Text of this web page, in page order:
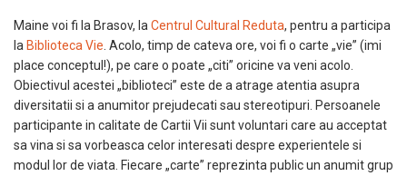
Maine voi fi la Brasov, la Centrul Cultural Reduta, pentru a participa
la Biblioteca Vie . Acolo, timp de cateva ore, voi fi o carte „vie” (imi
place conceptul!), pe care o poate „citi” oricine va veni acolo.
Obiectivul acestei „biblioteci” este de a atrage atentia asupra
diversitatii si a anumitor prejudecati sau stereotipuri. Persoanele
participante in calitate de Cartii Vii sunt voluntari care au acceptat
sa vina si sa vorbeasca celor interesati despre experientele si
modul lor de viata. Fiecare „carte” reprezinta public un anumit grup